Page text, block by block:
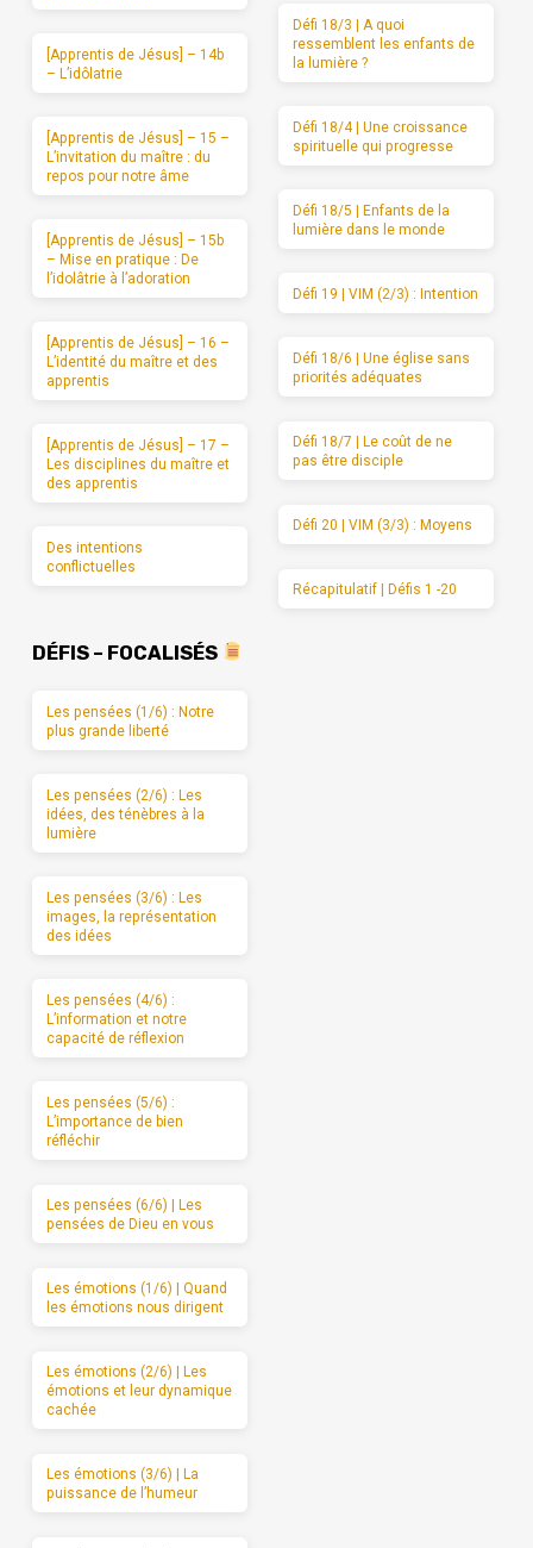
[Apprentis de Jésus] – 14b
– L’idôlatrie
[Apprentis de Jésus] – 15 –
L’invitation du maître : du
repos pour notre âme
[Apprentis de Jésus] – 15b
– Mise en pratique : De
l’idolâtrie à l’adoration
[Apprentis de Jésus] – 16 –
L’identité du maître et des
apprentis
[Apprentis de Jésus] – 17 –
Les disciplines du maître et
des apprentis
Des intentions
conflictuelles
Défi 18/3 | A quoi
ressemblent les enfants de
la lumière ?
Défi 18/4 | Une croissance
spirituelle qui progresse
Défi 18/5 | Enfants de la
lumière dans le monde
Défi 19 | VIM (2/3) : Intention
Défi 18/6 | Une église sans
priorités adéquates
Défi 18/7 | Le coût de ne
pas être disciple
Défi 20 | VIM (3/3) : Moyens
Récapitulatif | Défis 1 -20
DÉFIS – FOCALISÉS
Les pensées (1/6) : Notre
plus grande liberté
Les pensées (2/6) : Les
idées, des ténèbres à la
lumière
Les pensées (3/6) : Les
images, la représentation
des idées
Les pensées (4/6) :
L’information et notre
capacité de réflexion
Les pensées (5/6) :
L’importance de bien
réfléchir
Les pensées (6/6) | Les
pensées de Dieu en vous
Les émotions (1/6) | Quand
les émotions nous dirigent
Les émotions (2/6) | Les
émotions et leur dynamique
cachée
Les émotions (3/6) | La
puissance de l’humeur